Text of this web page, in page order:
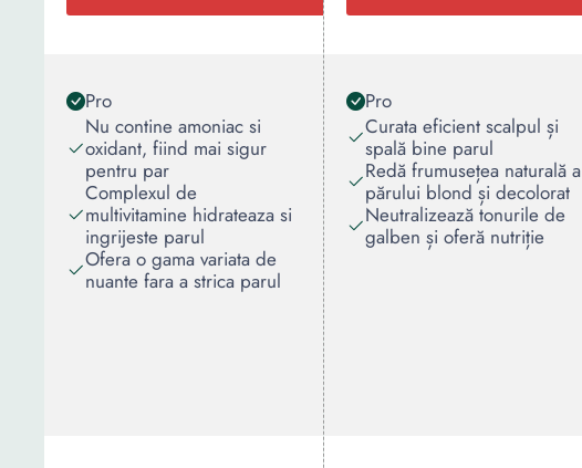
Pro
Nu contine amoniac si
oxidant, fiind mai sigur
pentru par
Complexul de
multivitamine hidrateaza si
ingrijeste parul
Ofera o gama variata de
nuante fara a strica parul
Pro
Curata eficient scalpul și
spală bine parul
Redă frumusețea naturală a
părului blond și decolorat
Neutralizează tonurile de
galben și oferă nutriție